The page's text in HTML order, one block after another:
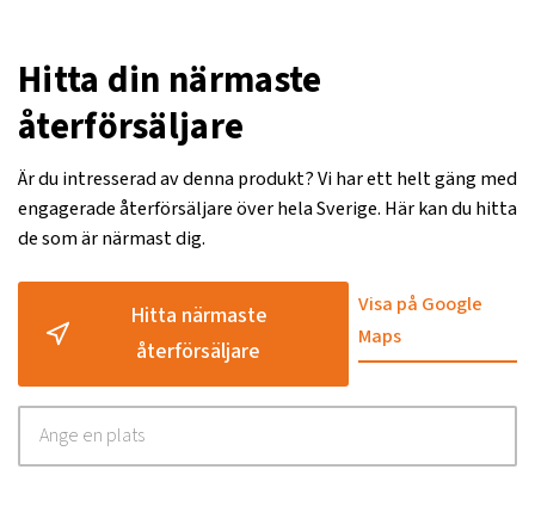
Hitta din närmaste
återförsäljare
Är du intresserad av denna produkt? Vi har ett helt gäng med
engagerade återförsäljare över hela Sverige. Här kan du hitta
de som är närmast dig.
Hitta närmaste
återförsäljare
Visa på Google
Maps